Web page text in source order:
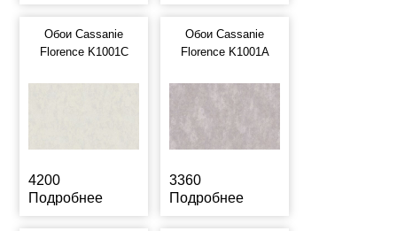
Обои Cassanie
Florence K1001C
4200
Подробнее
Обои Cassanie
Florence K1001A
3360
Подробнее